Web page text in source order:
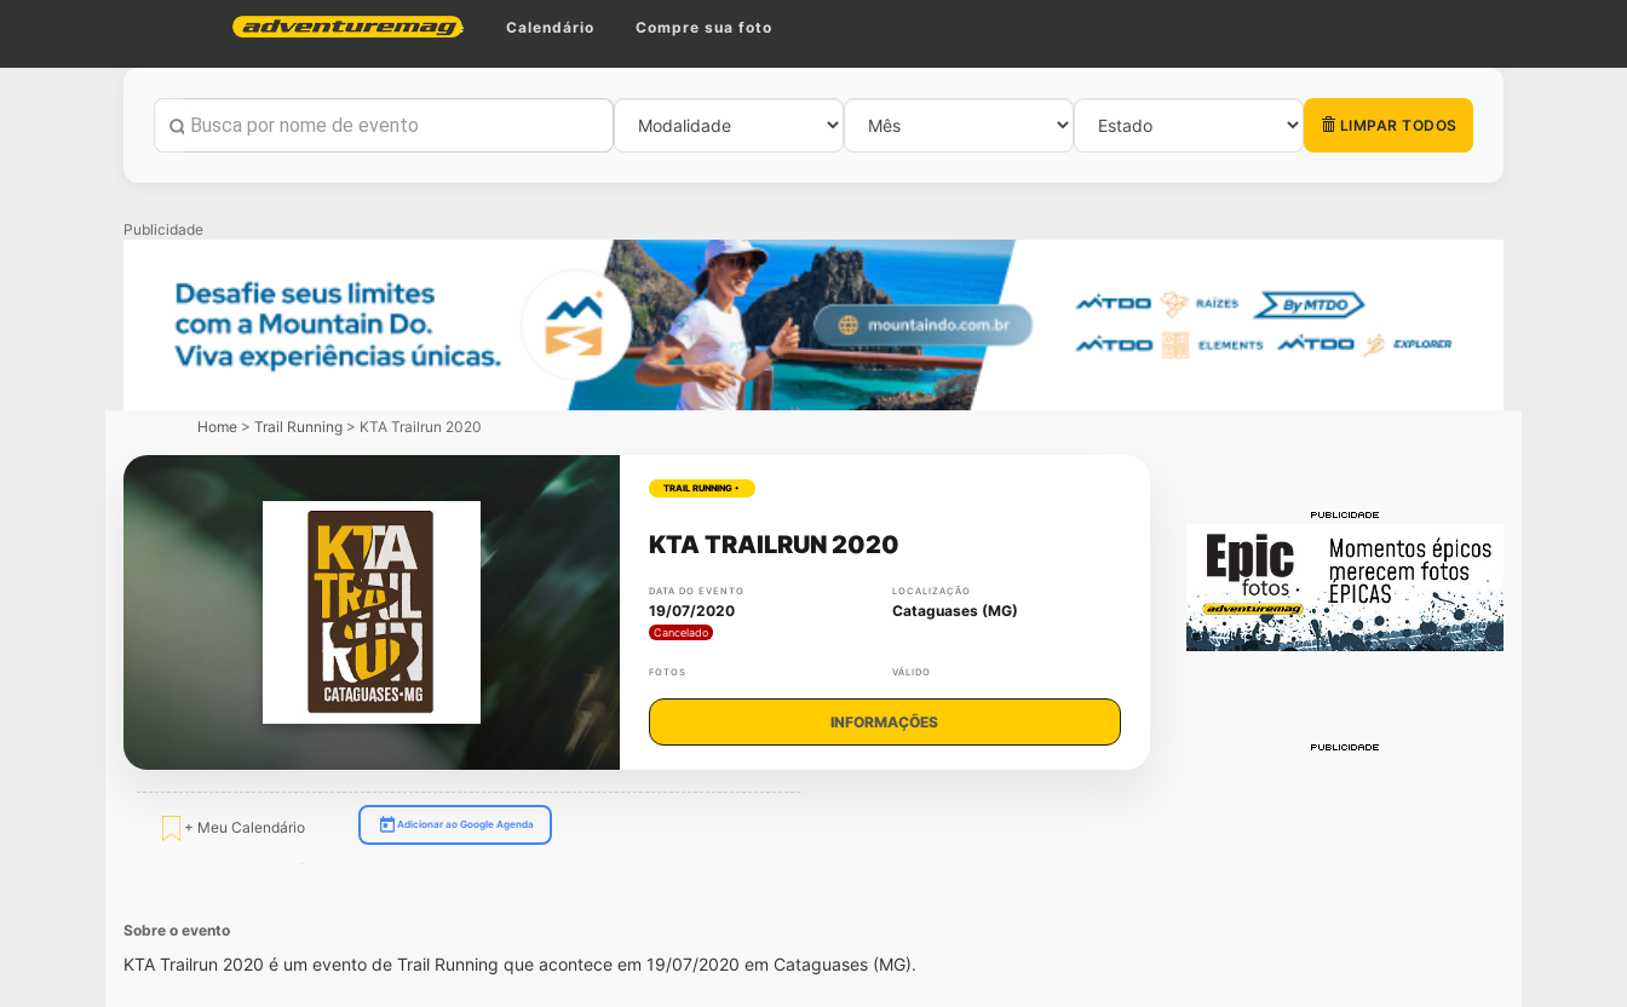
Home Calendário Compre sua foto
LIMPAR TODOS
Publicidade
Home > Trail Running > KTA Trailrun 2020
TRAIL RUNNING •
KTA TRAILRUN 2020
DATA DO EVENTO
19/07/2020
Cancelado
LOCALIZAÇÃO
Cataguases (MG)
FOTOS VÁLIDO
INFORMAÇÕES
+ Meu Calendário Adicionar ao Google Agenda
Sobre o evento
KTA Trailrun 2020 é um evento de Trail Running que acontece em 19/07/2020 em Cataguases (MG).